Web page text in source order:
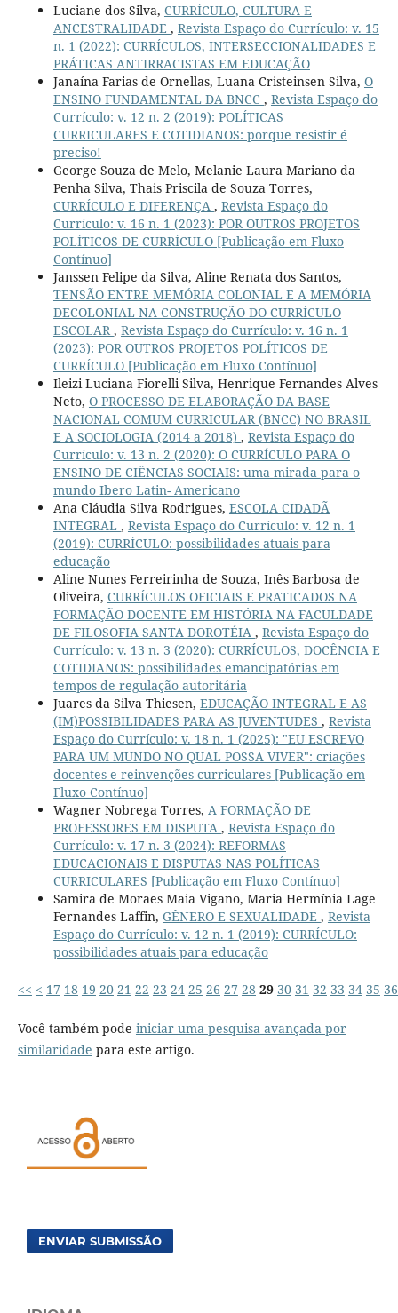
Luciane dos Silva, CURRÍCULO, CULTURA E
ANCESTRALIDADE , Revista Espaço do Currículo: v. 15
n. 1 (2022): CURRÍCULOS, INTERSECCIONALIDADES E
PRÁTICAS ANTIRRACISTAS EM EDUCAÇÃO
Janaína Farias de Ornellas, Luana Cristeinsen Silva, O
ENSINO FUNDAMENTAL DA BNCC , Revista Espaço do
Currículo: v. 12 n. 2 (2019): POLÍTICAS
CURRICULARES E COTIDIANOS: porque resistir é
preciso!
George Souza de Melo, Melanie Laura Mariano da
Penha Silva, Thais Priscila de Souza Torres,
CURRÍCULO E DIFERENÇA , Revista Espaço do
Currículo: v. 16 n. 1 (2023): POR OUTROS PROJETOS
POLÍTICOS DE CURRÍCULO [Publicação em Fluxo
Contínuo]
Janssen Felipe da Silva, Aline Renata dos Santos,
TENSÃO ENTRE MEMÓRIA COLONIAL E A MEMÓRIA
DECOLONIAL NA CONSTRUÇÃO DO CURRÍCULO
ESCOLAR , Revista Espaço do Currículo: v. 16 n. 1
(2023): POR OUTROS PROJETOS POLÍTICOS DE
CURRÍCULO [Publicação em Fluxo Contínuo]
Ileizi Luciana Fiorelli Silva, Henrique Fernandes Alves
Neto, O PROCESSO DE ELABORAÇÃO DA BASE
NACIONAL COMUM CURRICULAR (BNCC) NO BRASIL
E A SOCIOLOGIA (2014 a 2018) , Revista Espaço do
Currículo: v. 13 n. 2 (2020): O CURRÍCULO PARA O
ENSINO DE CIÊNCIAS SOCIAIS: uma mirada para o
mundo Ibero Latin- Americano
Ana Cláudia Silva Rodrigues, ESCOLA CIDADÃ
INTEGRAL , Revista Espaço do Currículo: v. 12 n. 1
(2019): CURRÍCULO: possibilidades atuais para
educação
Aline Nunes Ferreirinha de Souza, Inês Barbosa de
Oliveira, CURRÍCULOS OFICIAIS E PRATICADOS NA
FORMAÇÃO DOCENTE EM HISTÓRIA NA FACULDADE
DE FILOSOFIA SANTA DOROTÉIA , Revista Espaço do
Currículo: v. 13 n. 3 (2020): CURRÍCULOS, DOCÊNCIA E
COTIDIANOS: possibilidades emancipatórias em
tempos de regulação autoritária
Juares da Silva Thiesen, EDUCAÇÃO INTEGRAL E AS
(IM)POSSIBILIDADES PARA AS JUVENTUDES , Revista
Espaço do Currículo: v. 18 n. 1 (2025): "EU ESCREVO
PARA UM MUNDO NO QUAL POSSA VIVER": criações
docentes e reinvenções curriculares [Publicação em
Fluxo Contínuo]
Wagner Nobrega Torres, A FORMAÇÃO DE
PROFESSORES EM DISPUTA , Revista Espaço do
Currículo: v. 17 n. 3 (2024): REFORMAS
EDUCACIONAIS E DISPUTAS NAS POLÍTICAS
CURRICULARES [Publicação em Fluxo Contínuo]
Samira de Moraes Maia Vigano, Maria Hermínia Lage
Fernandes Laffin, GÊNERO E SEXUALIDADE , Revista
Espaço do Currículo: v. 12 n. 1 (2019): CURRÍCULO:
possibilidades atuais para educação
<< < 17 18 19 20 21 22 23 24 25 26 27 28 29 30 31 32 33 34 35 36
Você também pode iniciar uma pesquisa avançada por
similaridade para este artigo.
ENVIAR SUBMISSÃO